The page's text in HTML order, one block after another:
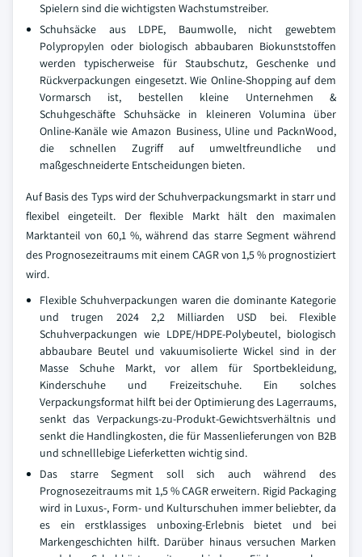
Spielern sind die wichtigsten Wachstumstreiber.
Schuhsäcke aus LDPE, Baumwolle, nicht gewebtem
Polypropylen oder biologisch abbaubaren Biokunststoffen
werden typischerweise für Staubschutz, Geschenke und
Rückverpackungen eingesetzt. Wie Online-Shopping auf dem
Vormarsch ist, bestellen kleine Unternehmen &
Schuhgeschäfte Schuhsäcke in kleineren Volumina über
Online-Kanäle wie Amazon Business, Uline und PacknWood,
die schnellen Zugriff auf umweltfreundliche und
maßgeschneiderte Entscheidungen bieten.
Auf Basis des Typs wird der Schuhverpackungsmarkt in starr und
flexibel eingeteilt. Der flexible Markt hält den maximalen
Marktanteil von 60,1 %, während das starre Segment während
des Prognosezeitraums mit einem CAGR von 1,5 % prognostiziert
wird.
Flexible Schuhverpackungen waren die dominante Kategorie
und trugen 2024 2,2 Milliarden USD bei. Flexible
Schuhverpackungen wie LDPE/HDPE-Polybeutel, biologisch
abbaubare Beutel und vakuumisolierte Wickel sind in der
Masse Schuhe Markt, vor allem für Sportbekleidung,
Kinderschuhe und Freizeitschuhe. Ein solches
Verpackungsformat hilft bei der Optimierung des Lagerraums,
senkt das Verpackungs-zu-Produkt-Gewichtsverhältnis und
senkt die Handlingkosten, die für Massenlieferungen von B2B
und schnelllebige Lieferketten wichtig sind.
Das starre Segment soll sich auch während des
Prognosezeitraums mit 1,5 % CAGR erweitern. Rigid Packaging
wird in Luxus-, Form- und Kulturschuhen immer beliebter, da
es ein erstklassiges unboxing-Erlebnis bietet und bei
Markengeschichten hilft. Darüber hinaus versuchen Marken